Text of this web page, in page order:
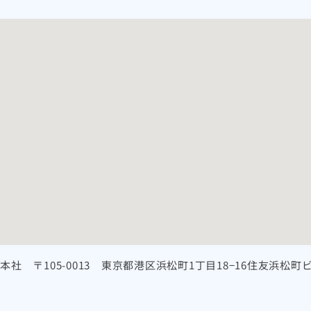
本社 〒105-0013 東京都港区浜松町1丁目18−16住友浜松町